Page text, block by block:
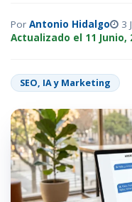
Por Antonio Hidalgo
3
Actualizado el 11 Junio,
SEO, IA y Marketing